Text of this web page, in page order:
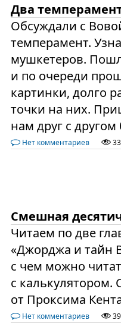
Два
Обсуждали с
темперамент.
мушкетеров.
и по очереди
картинки, долго
точки на них.
нам друг с
Нет комментариев 33
Смешная
Читаем по две
«Джорджа и тайн
с чем можно
с калькулятором.
от Проксима
Нет комментариев 39